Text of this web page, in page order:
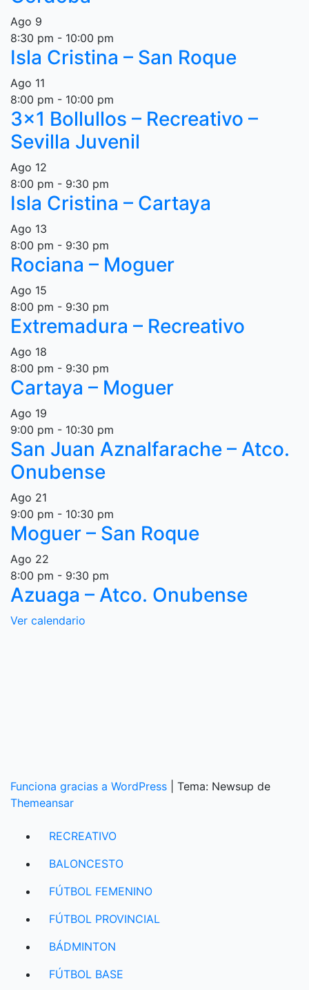
Ago 9
8:30 pm - 10:00 pm
Isla Cristina – San Roque
Ago 11
8:00 pm - 10:00 pm
3×1 Bollullos – Recreativo –
Sevilla Juvenil
Ago 12
8:00 pm - 9:30 pm
Isla Cristina – Cartaya
Ago 13
8:00 pm - 9:30 pm
Rociana – Moguer
Ago 15
8:00 pm - 9:30 pm
Extremadura – Recreativo
Ago 18
8:00 pm - 9:30 pm
Cartaya – Moguer
Ago 19
9:00 pm - 10:30 pm
San Juan Aznalfarache – Atco.
Onubense
Ago 21
9:00 pm - 10:30 pm
Moguer – San Roque
Ago 22
8:00 pm - 9:30 pm
Azuaga – Atco. Onubense
Ver calendario
Funciona gracias a WordPress
Tema: Newsup de
Themeansar
RECREATIVO
BALONCESTO
FÚTBOL FEMENINO
FÚTBOL PROVINCIAL
BÁDMINTON
FÚTBOL BASE